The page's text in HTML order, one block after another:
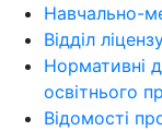
Навчально-
Відділ
Нормативні
освітнього
Відомості